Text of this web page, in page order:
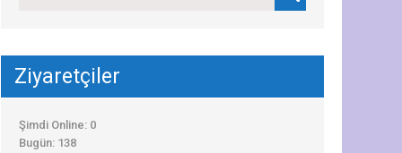
Ziyaretçiler
Şimdi Online: 0
Bugün: 138